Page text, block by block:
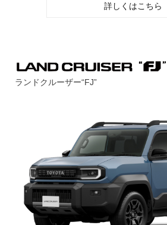
詳しくはこちら
ランドクルーザー“FJ”